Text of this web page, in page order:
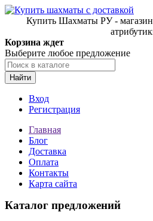
Купить Шахматы РУ -
Корзина ждет
Выберите любое предложение
Найти
Вход
Регистрация
Главная
Блог
Доставка
Оплата
Контакты
Карта сайта
Каталог предложений